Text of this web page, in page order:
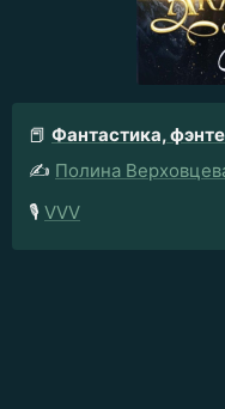
📕 Фантастика,
✍️ Полина
🎙️ VVV